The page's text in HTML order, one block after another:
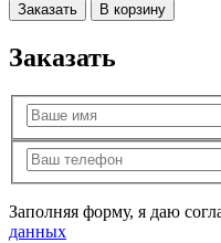
Заказать В корзину
Заказать
Заполняя форму, я даю
данных